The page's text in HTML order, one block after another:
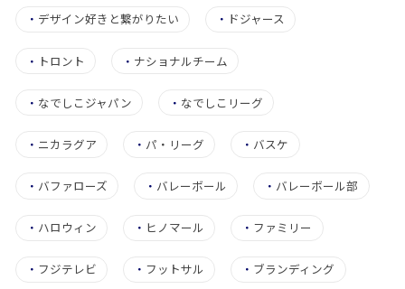
・ デザイン好きと繋がりたい ・ ドジャース
・ トロント ・ ナショナルチーム
・ なでしこジャパン ・ なでしこリーグ
・ ニカラグア ・ パ・リーグ ・ バスケ
・ バファローズ ・ バレーボール ・ バレーボール部
・ ハロウィン ・ ヒノマール ・ ファミリー
・ フジテレビ ・ フットサル ・ ブランディング